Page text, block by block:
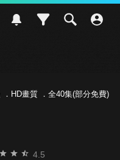
．HD畫質 ．全40集(部分免費)
4.5